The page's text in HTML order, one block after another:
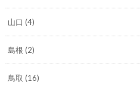
山口 (4)
島根 (2)
鳥取 (16)